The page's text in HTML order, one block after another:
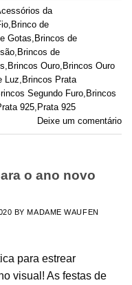
da
, Brinco de
Gotas, Brincos de
, Brincos de
, Brincos Ouro, Brincos Ouro
Luz, Brincos Prata
Segundo Furo, Brincos
925, Prata 925
Deixe um comentário
o ano novo
BYMADAME WAUFEN
para estrear
visual! As festas de